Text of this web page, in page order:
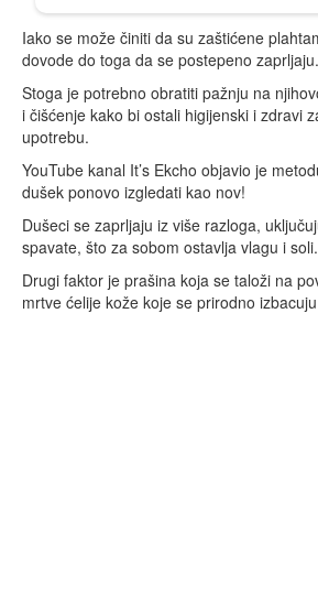
Iako se može činiti da su zaštićene
dovode do toga da se postepeno zaprljaju.
Stoga je potrebno obratiti pažnju na
i čišćenje kako bi ostali higijenski i zdravi
upotrebu.
YouTube kanal It’s Ekcho objavio je
dušek ponovo izgledati kao nov!
Dušeci se zaprljaju iz više razloga,
spavate, što za sobom ostavlja vlagu i soli.
Drugi faktor je prašina koja se taloži na
mrtve ćelije kože koje se prirodno